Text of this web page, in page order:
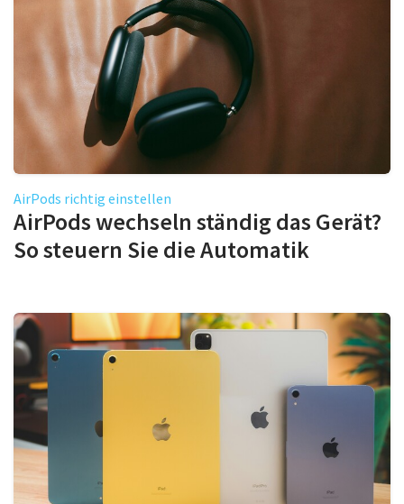
AirPods richtig einstellen
AirPods wechseln ständig das Gerät?
So steuern Sie die Automatik